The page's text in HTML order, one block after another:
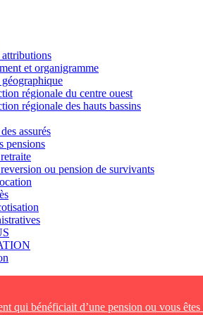
et organigramme
régionale du centre ouest
régionale des hauts bassins
assurés
pensions
ou pension de survivants
qui bénéficiait d’une pension ou vous